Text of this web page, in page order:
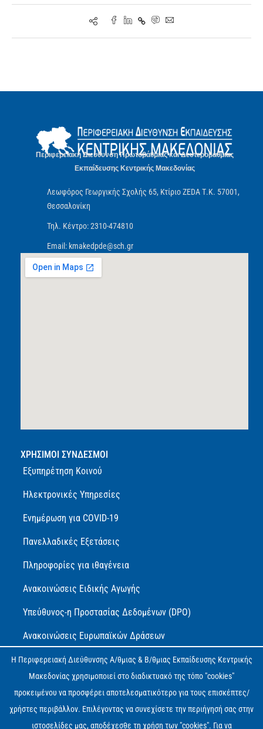
Περιφερειακή Διεύθυνση Πρωτοβάθμιας και Δευτεροβάθμιας
Εκπαίδευσης Κεντρικής Μακεδονίας
Λεωφόρος Γεωργικής Σχολής 65, Κτίριο ZEDA Τ.Κ. 57001,
Θεσσαλονίκη
Τηλ. Κέντρο: 2310-474810
Email: kmakedpde@sch.gr
ΧΡΗΣΙΜΟΙ ΣΥΝΔΕΣΜΟΙ
Εξυπηρέτηση Κοινού
Ηλεκτρονικές Υπηρεσίες
Ενημέρωση για COVID-19
Πανελλαδικές Εξετάσεις
Πληροφορίες για ιθαγένεια
Ανακοινώσεις Ειδικής Αγωγής
Υπεύθυνος-η Προστασίας Δεδομένων (DPO)
Ανακοινώσεις Ευρωπαϊκών Δράσεων
Πολιτική Προστασίας Προσωπικών Δεδομένων (GDPR)
Δήλωση Ψηφιακής Προσβασιμότητας
Η Περιφερειακή Διεύθυνσης Α/θμιας & Β/θμιας Εκπαίδευσης Κεντρικής
Μακεδονίας χρησιμοποιεί στο διαδικτυακό της τόπο "cookies"
προκειμένου να προσφέρει αποτελεσματικότερο για τους επισκέπτες/
χρήστες περιβάλλον. Επιλέγοντας να συνεχίσετε την περιήγησή σας στην
ιστοσελίδες μας, αποδέχεσθε τη χρήση των "cookies". Για να